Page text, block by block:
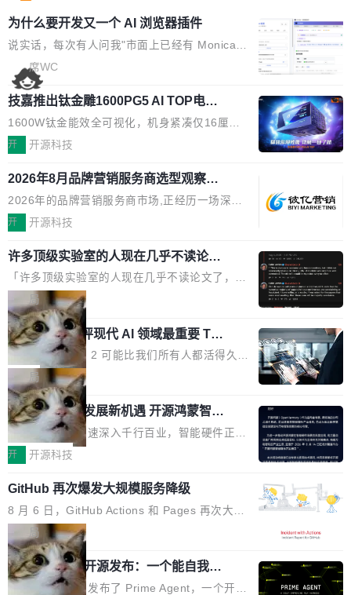
为什么要开发又一个 AI 浏览器插件
说实话，每次有人问我"市面上已经有 Monica、
Sider、Copilot for Chrome 这些 AI 浏览器插件
了，你为什么还要再做一个"，我都觉得这个问题
问得好。 因为我自己也是从用户变成开发者的。
现有产品的天花板 我用过不少 AI 浏览器插件。
刚开始觉得都挺好——选中一段文字，弹出解
要。但用久了你会发现，它们本质上都是同一类
东西：一个带网页上下文的聊天框。 它们能读取
页面的文本，然后把文本丢给大模型，再返回一
段回答。仅此而已。 这当然有用，但总觉得差点
意思。比如我在一个后台管理系统里，需要填50
个表单字段，每个字段还有联动逻辑；比如我
想...
席WC
技嘉推出钛金雕1600PG5 AI TOP电
源：为发烧级主机与本地AI算力打造旗
舰供电方案
1600W钛金能效全可视化，机身紧凑仅16厘米
继2026台北电脑展首度亮相后，技嘉科技近日正
电源专为发烧级DIY主机与本地AI算力平台打
造，整机长度仅16厘米，提供1600W额定功率
与80PLUS钛金能效；支持ATX 3.1与PCIe 5.1
规范，结合服务器级元件、完善供电线材与内置
实时LCD监控屏，可充分满足当下高阶PC主机
的严苛使用需求。 澎湃功率，紧凑机身 钛金雕1
600PG5 AI TOP具备强悍输出功率，同时实现
机身尺寸大幅精简。整机长度仅16厘米，属于同
功率段机身尺寸十分紧凑的1600W电源产品。小
巧机身有效提升市面主流标准A...
开 开源科技
2026年8月品牌营销服务商选型观察：
从流量思维到品牌资产思维的范式转移
2026年的品牌营销服务商市场,正经历一场深刻
的价值重构。全球全案品牌代理机构市场从2025
复合增长率达5.44%,预计2032年将突破120亿美
元。数字广告与公共关系相关服务市场更是从20
25年的8463亿美元扩张至2026年的8763亿美
元。数字的背后是一个清晰的事实——品牌对专
业化营销服务的需求从未如此迫切。 但市场扩容
的同时,服务商的竞争逻辑正在改变。2026年Top
Agency年度合辑的观察指出,“产品”这个离消费
者最近的载体,在整个品牌营销层面的权重显著变
高了。全域营销服务商的竞争正在从规模转向深
度,案例厚度、全域覆盖、多线协同...
开 开源科技
许多顶级实验室的人现在几乎不读论文
了
「许多顶级实验室的人现在几乎不读论文了，而
且他们认为 ICLR/ICML/NeurIPS 充斥着大量过
度宣传和欺诈。」 OpenAI 研究员 Keller Jorda
n 这条推文引发了广泛讨论。他不是在说风凉
话，他是说出了一个圈内人尽皆知但很少公开捅
破的事实。 Jordan 随后补充了一句软化声明：
「我不认为这些会议上大部分论文都在过度宣传
或造假。问题是，作为读者，如果你筛选出那些
看起来最令人兴奋的论文，那它们大部分都是过
度宣传的。」 这才是真正的痛点。不是所有论文
都有问题，是最吸引眼球的那批论文最有问题。
他引用的帖子来自 Mathew Shen，一位 ICLR 2
026 的读者：「看了篇 ...
局
xAI 前工程师评现代 AI 领域最重要 Top
3 开源项目
Flash Attention 2 可能比我们所有人都活得久。
这句话不是来自某个技术博客，而是出自 Hieu
Pham 的一条推文。Hieu Pham 是谁？他是 xAI
的早期工程师之一，在 Grok 训练基础设施团队
工作过。近日他在 X 上发了一条帖子，列出了他
认为现代 AI 领域最重要的三个开源项目。 第一
理由很具体。FA 系列不需要解释，但 FA2 是他
认为最重要的一个——复杂度恰到好处，刚好能
驱动你去学 CuTe，但还没被那些"邪恶的" Hopp
er++ 优化所淹没，足够容易修改和适配。 更关
键的是 FA2 的持久性...
局
共商智能硬件发展新机遇 开源鸿蒙智能
硬件开发者日杭州站即将举行
随着万物智联加速深入千行百业，智能硬件正从
单点设备迈向智能化、网联化、协同化发展。作
鸿蒙通过统一技术底座和分布式能力，为不同类
型智能设备的开发、连接与互联提供关键支撑，
也为产业链企业探索产品创新与商业增长打开新
的空间。 8月14日，开源鸿蒙智能硬件开发者日
（OHDD：OpenHarmony Hardware Develope
r Day）将在杭州启航。活动面向智能硬件产业
开 开源科技
GitHub 再次爆发大规模服务降级
8 月 6 日，GitHub Actions 和 Pages 再次大规
模服务降级，Actions 完全不可用超过 5 小时，
webhook 停发，连自托管 runner 也因调度层故
障无法工作。Pages、Copilot code review、C
opilot coding agent 全部受影响。从检测到完全
局
Prime Agent 开源发布：一个能自我改
进的编程 Agent，ARC-AGI 3 超越人类
Prime Intellect 发布了 Prime Agent，一个开源